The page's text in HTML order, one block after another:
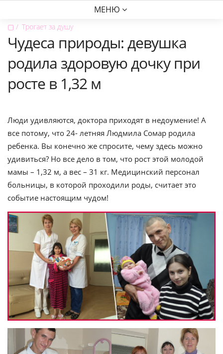
МЕНЮ
▢ Трогает за душу
Чудеса природы: девушка
родила здоровую дочку при
росте в 1,32 м
Люди удивляются, доктора приходят в недоумение! А
все потому, что 24- летняя Людмила Сомар родила
ребенка. Вы конечно же спросите, чему здесь можно
удивиться? Но все дело в том, что рост этой молодой
мамы – 1,32 м, а вес – 31 кг. Медицинский персонал
больницы, в которой проходили роды, считает это
событие настоящим чудом!